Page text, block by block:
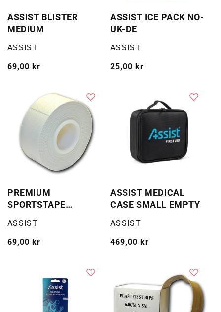
ASSIST BLISTER
MEDIUM
Selger:
ASSIST
Vanlig
69,00 kr
ASSIST ICE PACK NO-
UK-DE
Selger:
ASSIST
Vanlig
25,00 kr
PREMIUM
SPORTSTAPE
Selger:
ASSIST
Vanlig
69,00 kr
ASSIST MEDICAL
CASE SMALL EMPTY
Selger:
ASSIST
Vanlig
469,00 kr